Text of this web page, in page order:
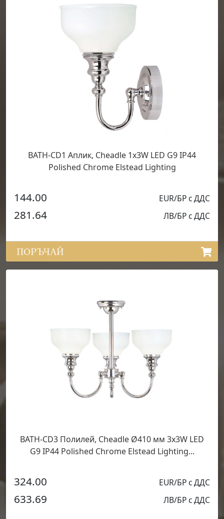
BATH-CD1 Аплик, Cheadle 1x3W LED G9 IP44
Polished Chrome Elstead Lighting
144.00 EUR/БР с ДДС
281.64 ЛВ/БР с ДДС
ПОРЪЧАЙ
BATH-CD3 Полилей, Cheadle Ø410 мм 3x3W LED
G9 IP44 Polished Chrome Elstead Lighting...
324.00 EUR/БР с ДДС
633.69 ЛВ/БР с ДДС